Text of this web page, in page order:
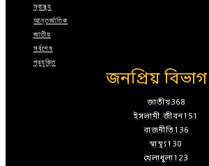
স্বাস্থ্য
আন্তর্জাতিক
জাতীয়
সর্বশেষ
প্রযুক্তি
জনপ্রিয় বিভাগ
জাতীয়368
ইসলামী জীবন151
রাজনীতি136
স্বাস্থ্য130
খেলাধুলা123